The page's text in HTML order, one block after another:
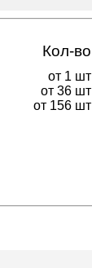
Кол-во
от 1 шт
от 36 шт
от 156 шт